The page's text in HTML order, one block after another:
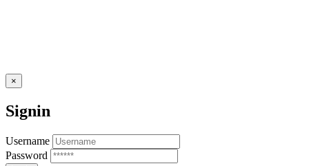
×
Signin
Username
Password